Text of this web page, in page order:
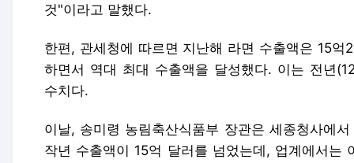
것"이라고 말했다.
한편, 관세청에 따르면 지난해 라면 수출액은 15
하면서 역대 최대 수출액을 달성했다. 이는 전년
수치다.
이날, 송미령 농림축산식품부 장관은 세종청사에
작년 수출액이 15억 달러를 넘었는데, 업계에서는